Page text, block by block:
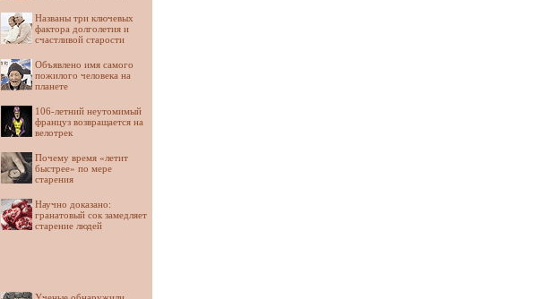
Названы три ключевых
фактора долголетия и
счастливой старости
Объявлено имя самого
пожилого человека на
планете
106-летний неутомимый
француз возвращается на
велотрек
Почему время «летит
быстрее» по мере
старения
Научно доказано:
гранатовый сок замедляет
старение людей